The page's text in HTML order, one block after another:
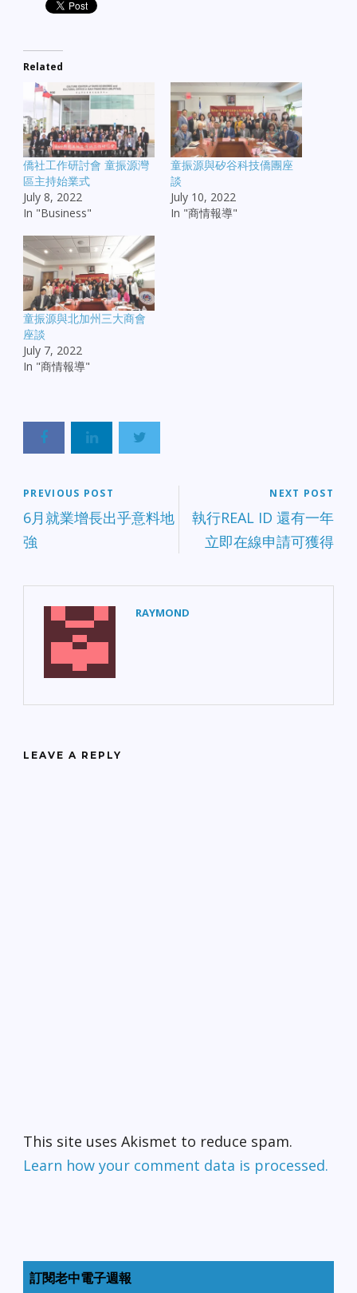
Related
僑社工作研討會 童振源灣
區主持始業式
July 8, 2022
In "Business"
童振源與矽谷科技僑團座
談
July 10, 2022
In "商情報導"
童振源與北加州三大商會
座談
July 7, 2022
In "商情報導"
PREVIOUS POST
6月就業增長出乎意料地
強
NEXT POST
執行REAL ID 還有一年
立即在線申請可獲得
RAYMOND
LEAVE A REPLY
This site uses Akismet to reduce spam.
Learn how your comment data is processed.
訂閱老中電子週報